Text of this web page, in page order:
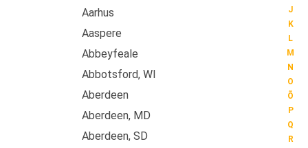
J
K
L
M
N
O
Õ
P
Q
R
Aarhus
Aaspere
Abbeyfeale
Abbotsford, WI
Aberdeen
Aberdeen, MD
Aberdeen, SD